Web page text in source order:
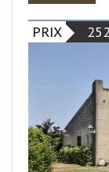
PRIX